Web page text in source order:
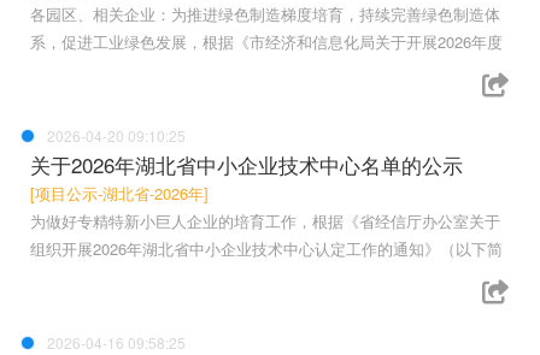
各园区、相关企业：为推进绿色制造梯度培育，持续完善绿色制造体
系，促进工业绿色发展，根据《市经济和信息化局关于开展2026年度
2026-04-20 09:10:25
关于2026年湖北省中小企业技术中心名单的公示
[项目公示-湖北省-2026年]
为做好专精特新小巨人企业的培育工作，根据《省经信厅办公室关于
组织开展2026年湖北省中小企业技术中心认定工作的通知》（以下简
2026-04-16 09:58:25